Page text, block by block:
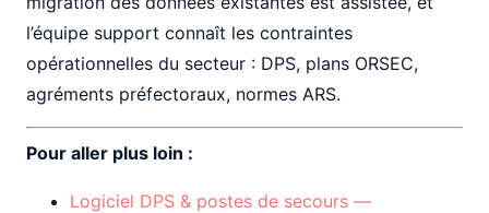
l’équipe support connaît les contraintes
opérationnelles du secteur : DPS, plans ORSEC,
agréments préfectoraux, normes ARS.
Pour aller plus loin :
Logiciel DPS & postes de secours —